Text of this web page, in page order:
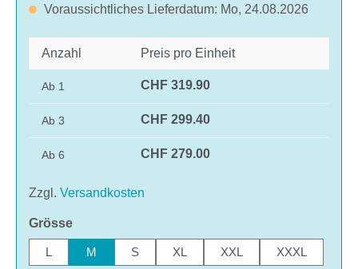
Voraussichtliches Lieferdatum: Mo, 24.08.2026
Anzahl Preis pro Einheit
Ab 1 CHF 319.90
Ab 3 CHF 299.40
Ab 6 CHF 279.00
Zzgl. Versandkosten
Grösseauswählen
L M S XL XXL XXXL